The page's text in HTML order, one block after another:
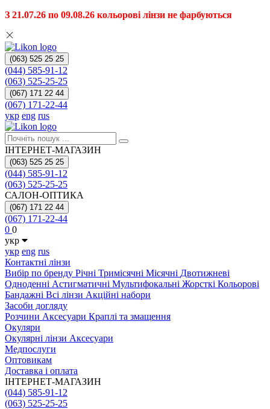
З 21.07.26 по 09.08.26 кольорові лінзи не фарбуються
(063) 525 25 25
(044) 585-91-12
(063) 525-25-25
(067) 171 22 44
(067) 171-22-44
укр eng rus
ІНТЕРНЕТ-МАГАЗИН
(063) 525 25 25
(044) 585-91-12
(063) 525-25-25
САЛОН-ОПТИКА
(067) 171 22 44
(067) 171-22-44
0 0
укр
укр eng rus
Контактні лінзи
Вибiр по бренду Річні Тримісячні Місячні Двотижневі
Одноденні Астигматичні Мультифокальні Жорсткі Кольорові
Бандажні Всі лінзи Акційні набори
Засоби догляду
Розчини Аксесуари Краплі та змащення
Окуляри
Окулярні лінзи Аксесуари
Медпослуги
Оптовикам
Доставка і оплата
ІНТЕРНЕТ-МАГАЗИН
(044) 585-91-12
(063) 525-25-25